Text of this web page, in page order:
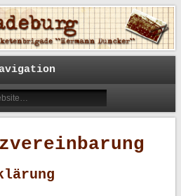
Duncker"